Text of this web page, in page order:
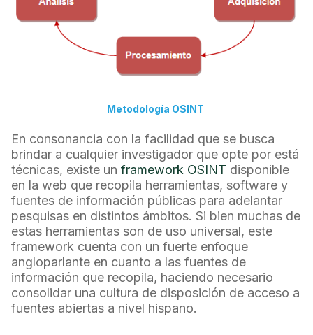
Metodología OSINT
En consonancia con la facilidad que se busca
brindar a cualquier investigador que opte por está
técnicas, existe un framework OSINT disponible
en la web que recopila herramientas, software y
fuentes de información públicas para adelantar
pesquisas en distintos ámbitos. Si bien muchas de
estas herramientas son de uso universal, este
framework cuenta con un fuerte enfoque
angloparlante en cuanto a las fuentes de
información que recopila, haciendo necesario
consolidar una cultura de disposición de acceso a
fuentes abiertas a nivel hispano.